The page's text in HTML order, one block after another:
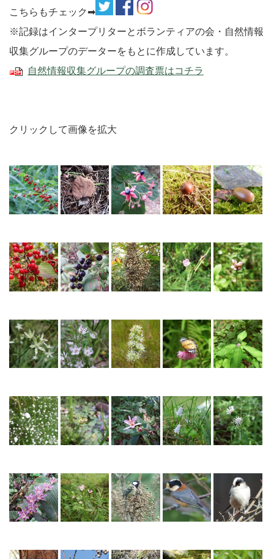
こちらもチェック➡
※記録はインタープリターとボランティアの会・自然情報
収集グループのデーターをもとに作成しています。
自然情報収集グループの調査票はコチラ
クリックして画像を拡大